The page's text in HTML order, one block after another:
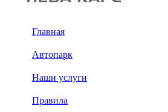
Главная
Автопарк
Наши услуги
Правила